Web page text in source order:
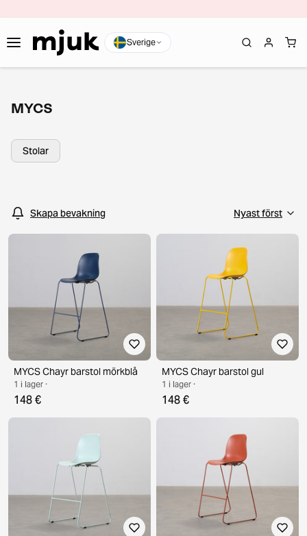
Sverige
MYCS
Stolar
Skapa bevakning
MYCS Chayr barstol mörkblå
1 i lager ·
148 €
MYCS Chayr barstol gul
1 i lager ·
148 €